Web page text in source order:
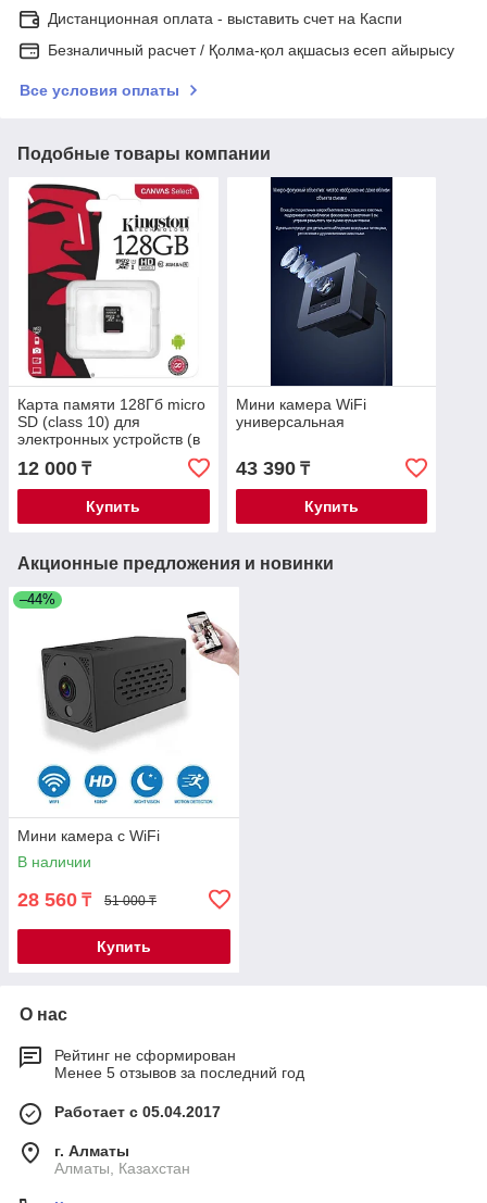
Дистанционная оплата - выставить счет на Каспи
Безналичный расчет / Қолма-қол ақшасыз есеп айырысу
Все условия оплаты
Подобные товары компании
Карта памяти 128Гб micro
SD (class 10) для
электронных устройств (в
т.ч. для записи Full HD
видео)
12 000 ₸
Купить
Мини камера WiFi
универсальная
43 390₸
Купить
Акционные предложения и новинки
–44%
Мини камера с WiFi
В наличии
28 560 ₸ 51 000 ₸
Купить
О нас
Рейтинг не сформирован
Менее 5 отзывов за последний год
Работает с 05.04.2017
г. Алматы
Алматы, Казахстан